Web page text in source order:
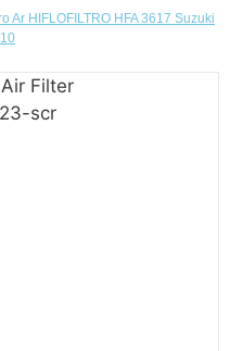
Ar HIFLOFILTRO HFA 3617 Suzuki